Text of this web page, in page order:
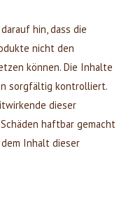
hin, dass die
nicht den
können. Die Inhalte
sorgfältig kontrolliert.
dieser
haftbar gemacht
Inhalt dieser